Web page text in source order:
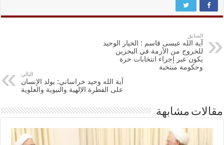
السابق
آية الله عيسى قاسم : الخيار الوحيد
للخروج من الأزمة في البحرين
يكون عبر إجراء انتخابات حرة
وحكومة منتخبة
التالي
آية الله وحيد خراساني: يولد الإنسان
على الفطرة الإلهية والنبوية والعلوية
مقالات مشابهة